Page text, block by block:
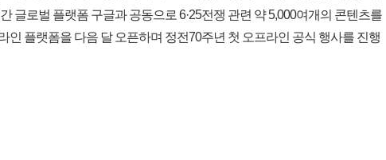
글로벌 플랫폼 구글과 공동으로 6·25전쟁 관련 약 5,000여개의 콘텐츠를
인 플랫폼을 다음 달 오픈하며 정전70주년 첫 오프라인 공식 행사를 진행